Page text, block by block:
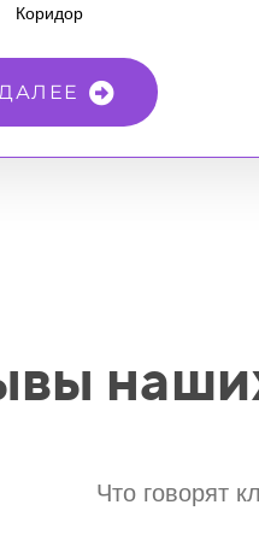
Коридор
Что говорят